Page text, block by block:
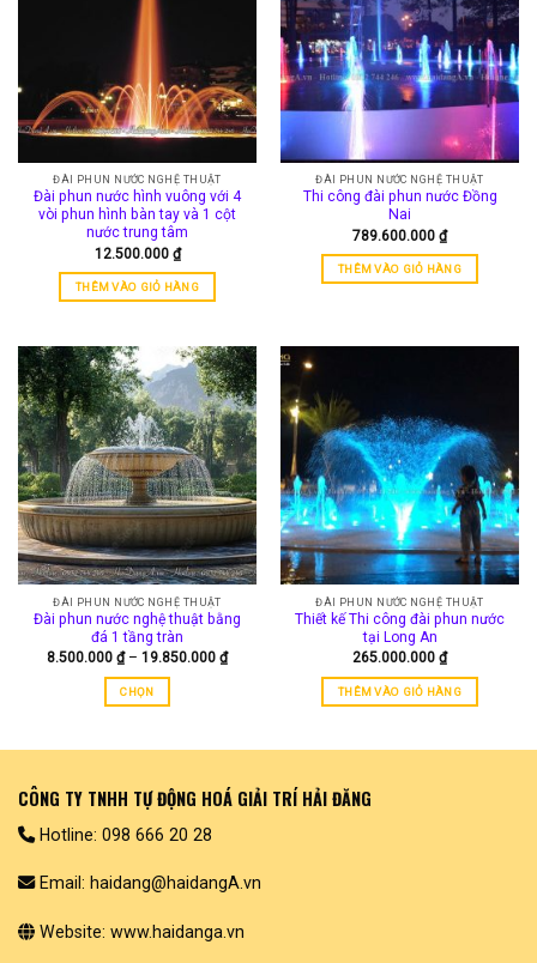
ĐÀI PHUN NƯỚC NGHỆ THUẬT
Đài phun nước hình vuông với 4
vòi phun hình bàn tay và 1 cột
nước trung tâm
12.500.000 ₫
THÊM VÀO GIỎ HÀNG
ĐÀI PHUN NƯỚC NGHỆ THUẬT
Thi công đài phun nước Đồng
Nai
789.600.000 ₫
THÊM VÀO GIỎ HÀNG
ĐÀI PHUN NƯỚC NGHỆ THUẬT
Đài phun nước nghệ thuật bằng
đá 1 tầng tràn
8.500.000 ₫ – 19.850.000 ₫Khoảng
CHỌN
nhiều
biến
Các
tùy
chọn
có
ĐÀI PHUN NƯỚC NGHỆ THUẬT
Thiết kế Thi công đài phun nước
tại Long An
265.000.000 ₫
THÊM VÀO GIỎ HÀNG
CÔNG TY TNHH TỰ ĐỘNG HOÁ GIẢI TRÍ HẢI ĐĂNG
Hotline: 098 666 20 28
Email: haidang@haidangA.vn
Website: www.haidanga.vn